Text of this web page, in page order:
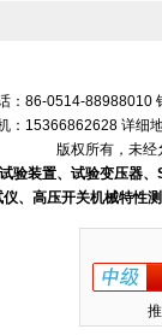
：86-0514-88988010
：15366862628 详细
版权所有，未
验装置、试验变压器
、高压开关机械特性